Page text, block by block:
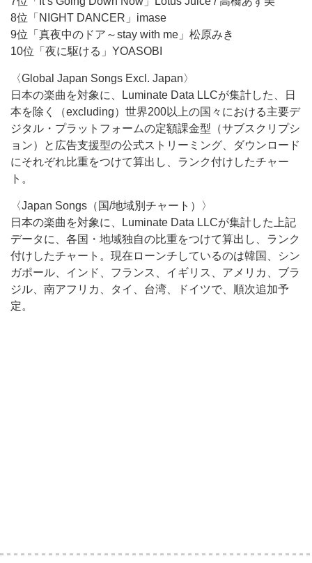
8位「NIGHT DANCER」imase
9位「真夜中のドア～stay with me」松原みき
10位「夜に駆ける」YOASOBI
〈Global Japan Songs Excl. Japan〉
日本の楽曲を対象に、Luminate Data LLCが集計した、日
本を除く（excluding）世界200以上の国々における主要デ
ジタル・プラットフォームの定額課金型（サブスクリプシ
ョン）と広告支援型の公式ストリーミング、ダウンロード
にそれぞれ比重をつけて算出し、ランク付けしたチャー
ト。
〈Japan Songs（国/地域別チャート）〉
日本の楽曲を対象に、Luminate Data LLCが集計した上記
データに、各国・地域独自の比重をつけて算出し、ランク
付けしたチャート。現在ローンチしているのは韓国、シン
ガポール、インド、フランス、イギリス、アメリカ、ブラ
ジル、南アフリカ、タイ、台湾、ドイツで、順次追加予
定。